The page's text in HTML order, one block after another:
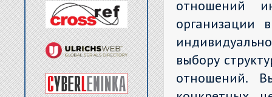
отношений
организации
выбору
отношений.